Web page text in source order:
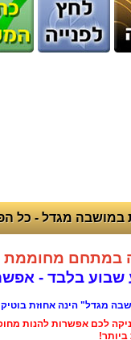
במושבה מגדל - כל
במתחם מחוממת
בלבד -
מגדל" הינה אחוזת
לכם אפשרות להנות
ביותר!